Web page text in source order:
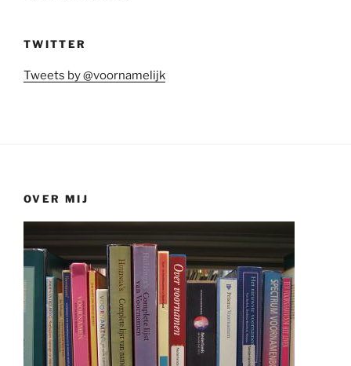
TWITTER
Tweets by @voornamelijk
OVER MIJ